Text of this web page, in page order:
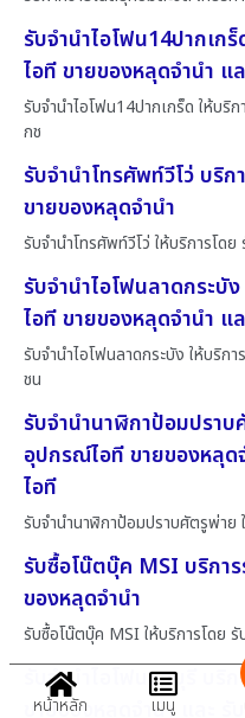
รับจำนำไอโฟน14ปากเก
ไอที ขายของหลุดจำนำ
รับจำนำไอโฟน14ปากเกร็ด ให้บริ
กช
รับจำนำโทรศัพท์วีโว่ บริ
ขายของหลุดจำนำ
รับจำนำโทรศัพท์วีโว่ ให้บริการโด
รับจำนำไอโฟนลาดกระ
ไอที ขายของหลุดจำนำ
รับจำนำไอโฟนลาดกระบัง ให้บริก
ชน
รับจำนำนาฬิกาป้อมปรา
อุปกรณ์ไอที ขายของหลุ
ไอที
รับจำนำนาฬิกาป้อมปราบศัตรูพ่าย
รับซื้อโน๊ตบุ๊ค MSI บริกา
ของหลุดจำนำ
รับซื้อโน๊ตบุ๊ค MSI ให้บริการโดย
รับจำนำไอโฟนชลบุรี บ
ขายของหลุดจำนำ และ รั
หน้าหลัก เมนู